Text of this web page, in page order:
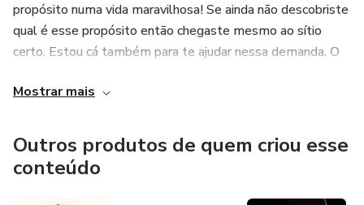
propósito numa vida maravilhosa! Se ainda não descobriste
qual é esse propósito então chegaste mesmo ao sítio
certo. Estou cá também para te ajudar nessa demanda. O
vida plena e na tua própria essência.
Fica por aí!
Mostrar mais
Outros produtos de quem criou esse
conteúdo